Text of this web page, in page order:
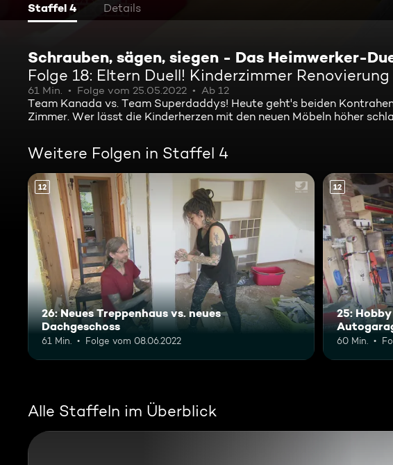
Staffel 4 Details
Schrauben, sägen, siegen - Das Heimwerker-
Folge 18: Eltern Duell! Kinderzimmer Renovierung
61 Min. Folge vom 25.05.2022 Ab 12
Team Kanada vs. Team Superdaddys! Heute geht's beiden
Zimmer. Wer lässt die Kinderherzen mit den neuen Möbeln höher
Weitere Folgen in Staffel 4
12
26: Neues Treppenhaus vs. neues
Dachgeschoss
61 Min. Folge vom 08.06.2022
12
25:
60 Min.
Alle Staffeln im Überblick